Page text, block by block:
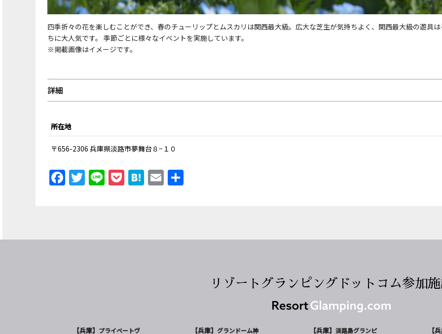
四季折々の花を楽しむことができ、春のチューリップとムスカリは関西最大級。広大な芝生が気持ちよく、関西最大級の遊具
ちに大人気です。 季節ごとに様々なイベントを実施しています。
※掲載画像はイメージです。
詳細
所在地
〒656-2306 兵庫県淡路市夢舞台８−１０
Facebook
Twitter
LinePocket
Hatena
Email
リゾートグランピングドットコム参加
【兵庫】 プライベートヴ
【兵庫】 グランドーム神
【兵庫】 淡路島グランピ
【